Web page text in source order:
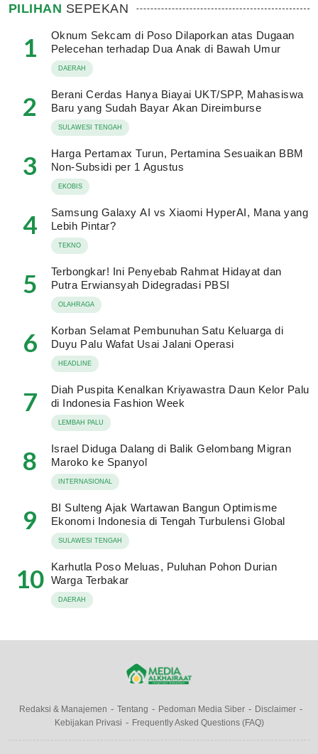
PILIHAN SEPEKAN
1
Oknum Sekcam di Poso Dilaporkan atas Dugaan
Pelecehan terhadap Dua Anak di Bawah Umur
DAERAH
2
Berani Cerdas Hanya Biayai UKT/SPP, Mahasiswa
Baru yang Sudah Bayar Akan Direimburse
SULAWESI TENGAH
3
Harga Pertamax Turun, Pertamina Sesuaikan BBM
Non-Subsidi per 1 Agustus
EKOBIS
4
Samsung Galaxy AI vs Xiaomi HyperAI, Mana yang
Lebih Pintar?
TEKNO
5
Terbongkar! Ini Penyebab Rahmat Hidayat dan
Putra Erwiansyah Didegradasi PBSI
OLAHRAGA
6
Korban Selamat Pembunuhan Satu Keluarga di
Duyu Palu Wafat Usai Jalani Operasi
HEADLINE
7
Diah Puspita Kenalkan Kriyawastra Daun Kelor Palu
di Indonesia Fashion Week
LEMBAH PALU
8
Israel Diduga Dalang di Balik Gelombang Migran
Maroko ke Spanyol
INTERNASIONAL
9
BI Sulteng Ajak Wartawan Bangun Optimisme
Ekonomi Indonesia di Tengah Turbulensi Global
SULAWESI TENGAH
10
Karhutla Poso Meluas, Puluhan Pohon Durian
Warga Terbakar
DAERAH
Redaksi & Manajemen Tentang Pedoman Media Siber
Disclaimer
Kebijakan Privasi
Frequently Asked Questions (FAQ)